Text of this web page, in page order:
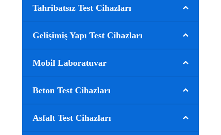
Tahribatsız Test Cihazları
Gelişimiş Yapı Test Cihazları
Mobil Laboratuvar
Beton Test Cihazları
Asfalt Test Cihazları